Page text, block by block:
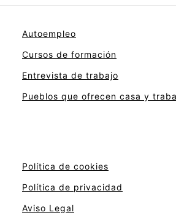
Autoempleo
Cursos de formación
Entrevista de trabajo
Pueblos que ofrecen casa y
Política de cookies
Política de privacidad
Aviso Legal